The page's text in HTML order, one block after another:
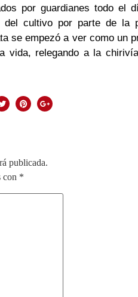
por guardianes todo el
cultivo por parte de la
se empezó a ver como un
vida, relegando a la
publicada.
con *